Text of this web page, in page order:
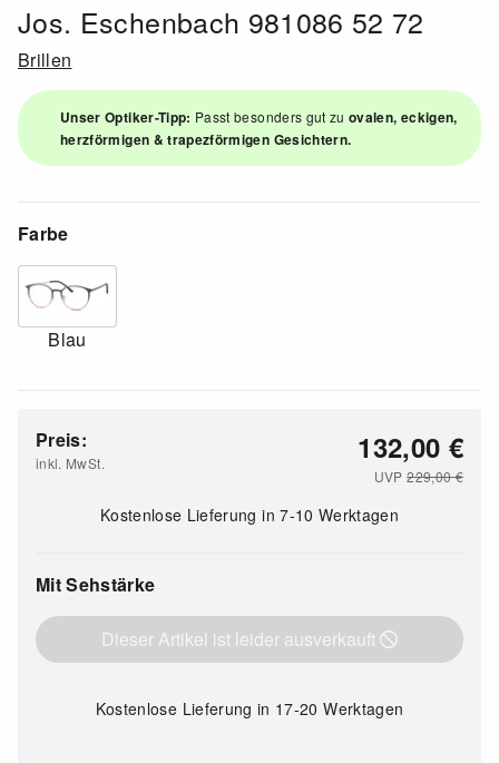
Jos. Eschenbach 981086 52 72
Brillen
Unser Optiker-Tipp: Passt besonders gut zuovalen, eckigen,
herzförmigen & trapezförmigen Gesichtern.
Farbe
Blau
Preis:
inkl. MwSt. 132,00 €
UVP229,00€
Kostenlose Lieferungin 7-10 Werktagen
Mit Sehstärke
Dieser Artikel ist leider ausverkauft
Kostenlose Lieferungin 17-20 Werktagen